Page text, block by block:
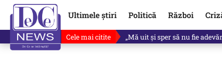
Ultimele știri Politică Război
Cele mai citite Singurul lucru care l-ar